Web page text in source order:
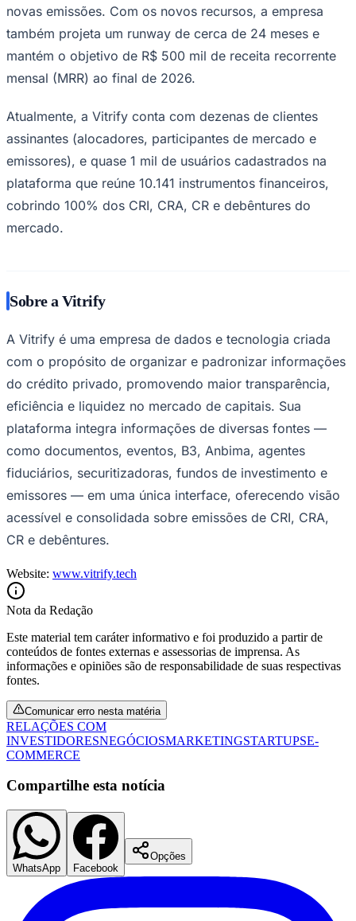
Corinthians
Palmeiras
São Paulo
novas emissões. Com os novos recursos, a empresa
também projeta um runway de cerca de 24 meses e
mantém o objetivo de R$ 500 mil de receita recorrente
mensal (MRR) ao final de 2026.
Atualmente, a Vitrify conta com dezenas de clientes
assinantes (alocadores, participantes de mercado e
emissores), e quase 1 mil de usuários cadastrados na
plataforma que reúne 10.141 instrumentos financeiros,
cobrindo 100% dos CRI, CRA, CR e debêntures do
mercado.
Sobre a Vitrify
A Vitrify é uma empresa de dados e tecnologia criada
com o propósito de organizar e padronizar informações
do crédito privado, promovendo maior transparência,
eficiência e liquidez no mercado de capitais. Sua
plataforma integra informações de diversas fontes —
como documentos, eventos, B3, Anbima, agentes
fiduciários, securitizadoras, fundos de investimento e
emissores — em uma única interface, oferecendo visão
acessível e consolidada sobre emissões de CRI, CRA,
CR e debêntures.
Website: www.vitrify.tech
Nota da Redação
Este material tem caráter informativo e foi produzido a partir de
conteúdos de fontes externas e assessorias de imprensa. As
informações e opiniões são de responsabilidade de suas respectivas
fontes.
Comunicar erro nesta matéria
RELAÇÕES COM
INVESTIDORESNEGÓCIOSMARKETINGSTARTUPSE-
COMMERCE
Compartilhe esta notícia
WhatsApp Facebook
Opções